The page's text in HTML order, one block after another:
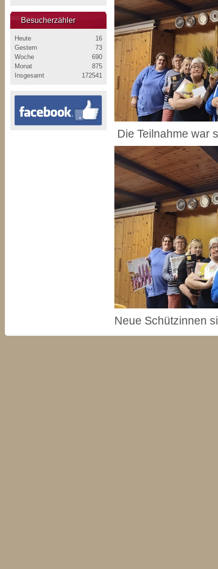
Die Teilnahme war
Neue Schützinnen
Besucherzähler
Heute
16
Gestern
73
Woche
690
Monat
875
Insgesamt
172541